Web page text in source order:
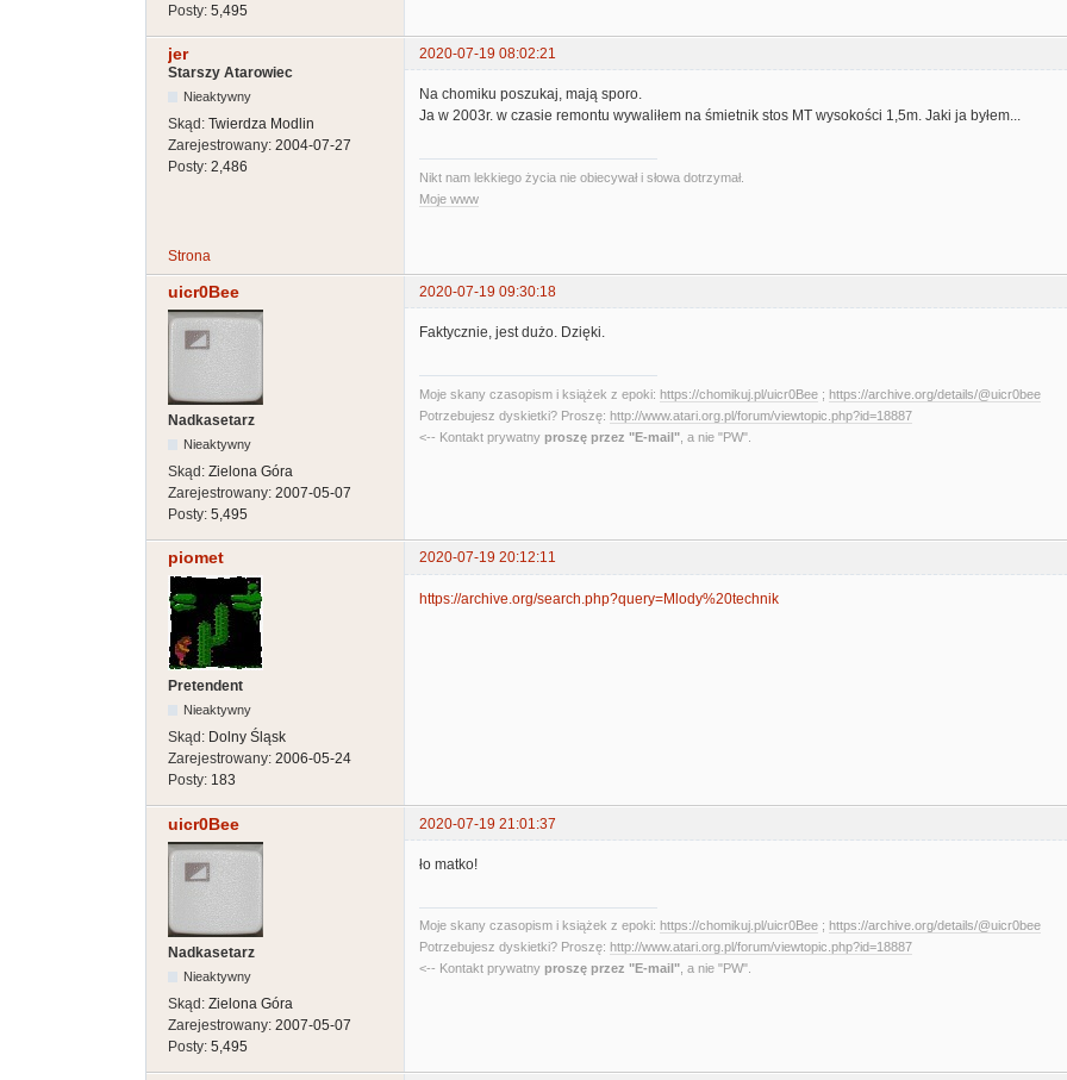
Posty: 5,495
jer
2020-07-19 08:02:21
Starszy Atarowiec
Nieaktywny
Skąd: Twierdza Modlin
Zarejestrowany: 2004-07-27
Posty: 2,486
Na chomiku poszukaj, mają sporo.
Ja w 2003r. w czasie remontu wywaliłem na śmietnik stos MT wysokości 1,5m. Jaki ja byłem...
Nikt nam lekkiego życia nie obiecywał i słowa dotrzymał.
Moje www
Strona
uicr0Bee 2020-07-19 09:30:18
Nadkasetarz
Nieaktywny
Skąd: Zielona Góra
Zarejestrowany: 2007-05-07
Posty: 5,495
Faktycznie, jest dużo. Dzięki.
Moje skany czasopism i książek z epoki: https://chomikuj.pl/uicr0Bee ; https://archive.org/details/@uicr0bee
Potrzebujesz dyskietki? Proszę: http://www.atari.org.pl/forum/viewtopic.php?id=18887
<-- Kontakt prywatny proszę przez "E-mail" , a nie "PW".
piomet 2020-07-19 20:12:11
Pretendent
Nieaktywny
Skąd: Dolny Śląsk
Zarejestrowany: 2006-05-24
Posty: 183
https://archive.org/search.php?query=Mlody%20technik
uicr0Bee 2020-07-19 21:01:37
Nadkasetarz
Nieaktywny
Skąd: Zielona Góra
Zarejestrowany: 2007-05-07
Posty: 5,495
ło matko!
Moje skany czasopism i książek z epoki: https://chomikuj.pl/uicr0Bee ; https://archive.org/details/@uicr0bee
Potrzebujesz dyskietki? Proszę: http://www.atari.org.pl/forum/viewtopic.php?id=18887
<-- Kontakt prywatny proszę przez "E-mail", a nie "PW".